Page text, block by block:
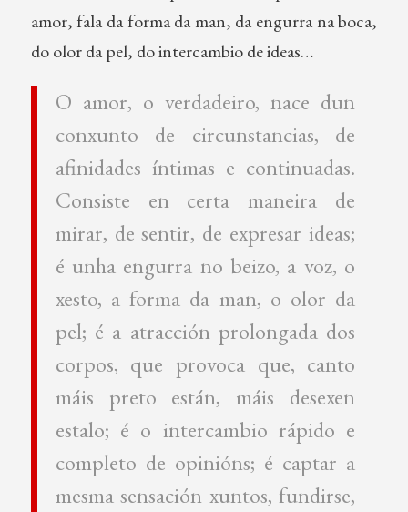
amor, fala da forma da man, da engurra na boca,
do olor da pel, do intercambio de ideas…
O amor, o verdadeiro, nace dun
conxunto de circunstancias, de
afinidades íntimas e continuadas.
Consiste en certa maneira de
mirar, de sentir, de expresar ideas;
é unha engurra no beizo, a voz, o
xesto, a forma da man, o olor da
pel; é a atracción prolongada dos
corpos, que provoca que, canto
máis preto están, máis desexen
estalo; é o intercambio rápido e
completo de opinións; é captar a
mesma sensación xuntos, fundirse,